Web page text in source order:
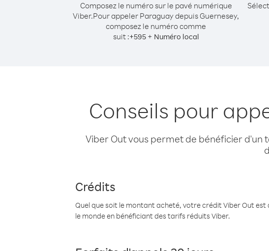
Composez le numéro sur le pavé numérique
Viber.Pour appeler Paraguay depuis Guernesey,
composez le numéro comme
suit :+595+ Numéro local
Conseils pour
Viber Out vous permet de bénéficier d'un
Crédits
Quel que soit le montant acheté, votre crédit Viber Out
le monde en bénéficiant des tarifs réduits Viber.